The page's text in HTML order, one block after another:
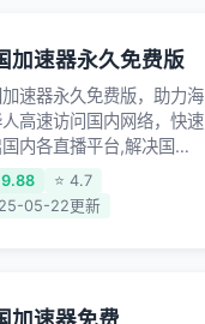
加速器永久免费版
加速器永久免费版，助力海
高速访问国内网络，快速
内各直播平台,解决国内
音乐卡顿问题；更能加速
服游戏，超低延迟稳定不
⭐ 4.7
05-22更新
加速器免费